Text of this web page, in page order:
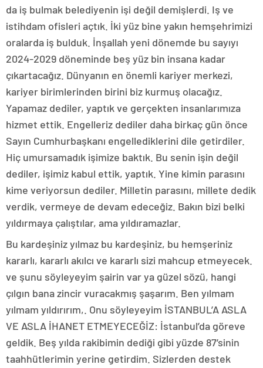
da iş bulmak belediyenin işi değil demişlerdi. Iş ve
istihdam ofisleri açtık. İki yüz bine yakın hemşehrimizi
oralarda iş bulduk. İnşallah yeni dönemde bu sayıyı
2024-2029 döneminde beş yüz bin insana kadar
çıkartacağız. Dünyanın en önemli kariyer merkezi,
kariyer birimlerinden birini biz kurmuş olacağız.
Yapamaz dediler, yaptık ve gerçekten insanlarımıza
hizmet ettik. Engelleriz dediler daha birkaç gün önce
Sayın Cumhurbaşkanı engellediklerini dile getirdiler.
Hiç umursamadık işimize baktık. Bu senin işin değil
dediler, işimiz kabul ettik, yaptık. Yine kimin parasını
kime veriyorsun dediler. Milletin parasını, millete dedik
verdik, vermeye de devam edeceğiz. Bakın bizi belki
yıldırmaya çalıştılar, ama yıldıramazlar.
Bu kardeşiniz yılmaz bu kardeşiniz, bu hemşeriniz
kararlı, kararlı akılcı ve kararlı sizi mahcup etmeyecek.
ve şunu söyleyeyim şairin var ya güzel sözü, hangi
çılgın bana zincir vuracakmış şaşarım. Ben yılmam
yılmam yıldırırım,. Onu söyleyeyim İSTANBUL’A ASLA
VE ASLA İHANET ETMEYECEĞİZ: İstanbul’da göreve
geldik. Beş yılda rakibimin dediği gibi yüzde 87’sinin
taahhütlerimin yerine getirdim. Sizlerden destek